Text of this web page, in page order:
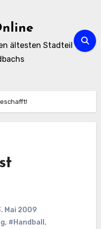
ältesten Stadteil
Mai 2009
, #Handball ,